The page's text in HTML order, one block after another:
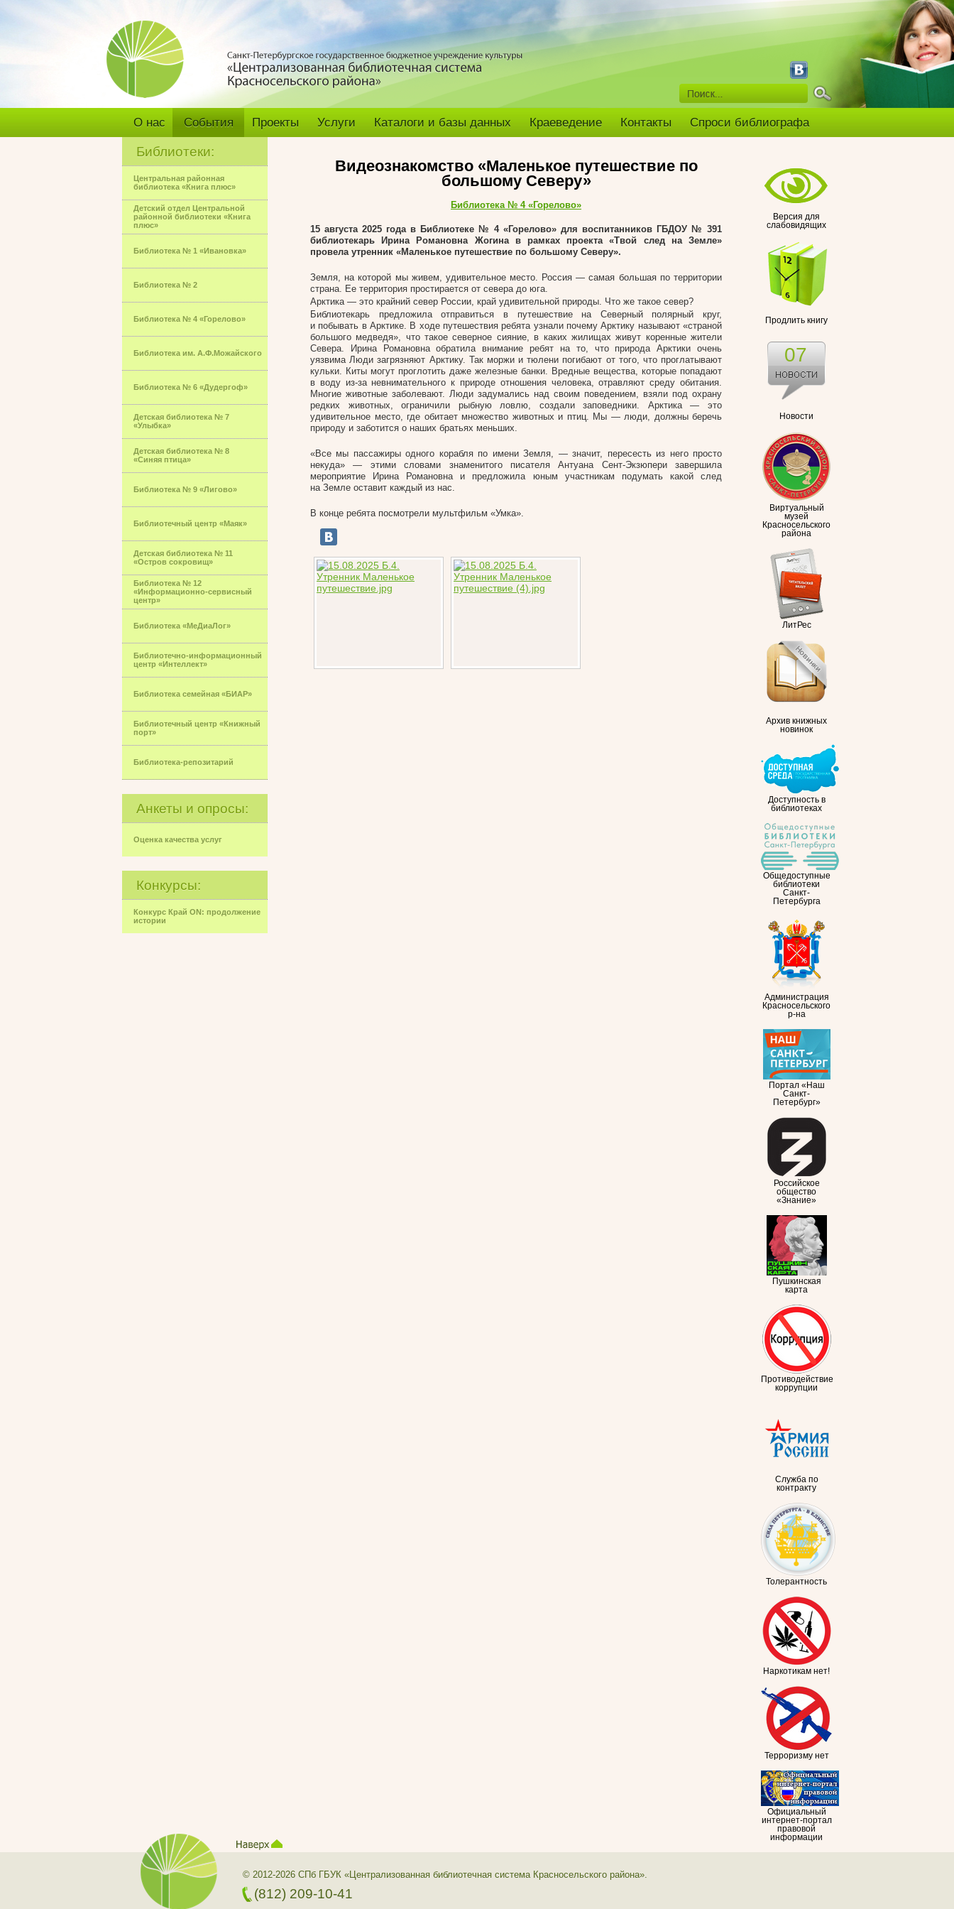
О нас События Проекты Услуги Каталоги и базы данных Краеведение Контакты Спроси библиографа
Библиотеки:
Центральная районная
библиотека «Книга плюс»
Детский отдел Центральной
районной библиотеки «Книга
плюс»
Библиотека № 1 «Ивановка»
Библиотека № 2
Библиотека № 4 «Горелово»
Библиотека им. А.Ф.Можайского
Библиотека № 6 «Дудергоф»
Детская библиотека № 7
«Улыбка»
Детская библиотека № 8
«Синяя птица»
Библиотека № 9 «Лигово»
Библиотечный центр «Маяк»
Детская библиотека № 11
«Остров сокровищ»
Библиотека № 12
«Информационно-сервисный
центр»
Библиотека «МеДиаЛог»
Библиотечно-информационный
центр «Интеллект»
Библиотека семейная «БИАР»
Библиотечный центр «Книжный
порт»
Библиотека-репозитарий
Анкеты и опросы:
Оценка качества услуг
Конкурсы:
Конкурс Край ON: продолжение
истории
Версия для
слабовидящих
Продлить книгу
Новости
07
Виртуальный
музей
Красносельского
района
ЛитРес
Архив книжных
новинок
Доступность в
библиотеках
Общедоступные
библиотеки
Санкт-
Петербурга
Администрация
Красносельского
р-на
Портал «Наш
Санкт-
Петербург»
Российское
общество
«Знание»
Пушкинская
карта
Противодействие
коррупции
Служба по
контракту
Толерантность
Наркотикам нет!
Терроризму нет
Официальный
интернет-портал
правовой
информации
Видеознакомство «Маленькое путешествие по
большому Северу»
Библиотека № 4 «Горелово»
15 августа 2025 года в Библиотеке № 4 «Горелово» для воспитанников ГБДОУ № 391
библиотекарь Ирина Романовна Жогина в рамках проекта «Твой след на Земле»
провела утренник «Маленькое путешествие по большому Северу».
Земля, на которой мы живем, удивительное место. Россия — самая большая по территории
страна. Ее территория простирается от севера до юга.
Арктика — это крайний север России, край удивительной природы. Что же такое север?
Библиотекарь предложила отправиться в путешествие на Северный полярный круг,
и побывать в Арктике. В ходе путешествия ребята узнали почему Арктику называют «страной
большого медведя», что такое северное сияние, в каких жилищах живут коренные жители
Севера. Ирина Романовна обратила внимание ребят на то, что природа Арктики очень
уязвима Люди загрязняют Арктику. Так моржи и тюлени погибают от того, что проглатывают
кульки. Киты могут проглотить даже железные банки. Вредные вещества, которые попадают
в воду из-за невнимательного к природе отношения человека, отравляют среду обитания.
Многие животные заболевают. Люди задумались над своим поведением, взяли под охрану
редких животных, ограничили рыбную ловлю, создали заповедники. Арктика — это
удивительное место, где обитает множество животных и птиц. Мы — люди, должны беречь
природу и заботится о наших братьях меньших.
«Все мы пассажиры одного корабля по имени Земля, — значит, пересесть из него просто
некуда» — этими словами знаменитого писателя Антуана Сент-Экзюпери завершила
мероприятие Ирина Романовна и предложила юным участникам подумать какой след
на Земле оставит каждый из нас.
В конце ребята посмотрели мультфильм «Умка».
© 2012-2026 СПб ГБУК «Централизованная библиотечная система Красносельского района».
(812) 209-10-41